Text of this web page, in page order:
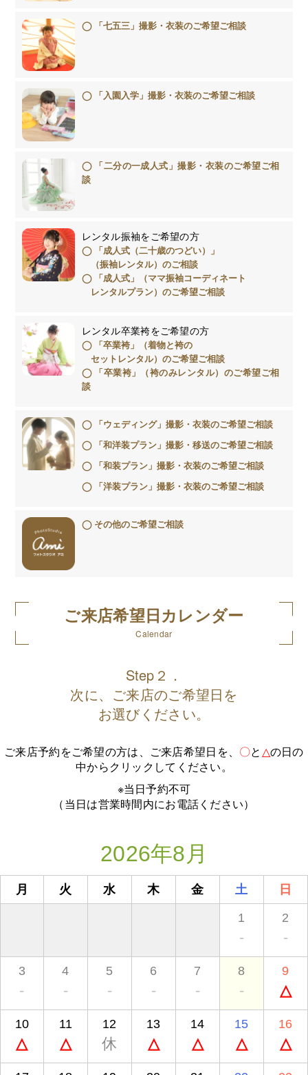
「七五三」撮影・衣装のご希望ご相談
「入園入学」撮影・衣装のご希望ご相談
「二分の一成人式」撮影・衣装のご希望ご相
談
レンタル振袖をご希望の方
「成人式（二十歳のつどい）」
（振袖レンタル）のご相談
「成人式」（ママ振袖コーディネート
レンタルプラン）のご希望ご相談
レンタル卒業袴をご希望の方
「卒業袴」（着物と袴の
セットレンタル）のご希望ご相談
「卒業袴」（袴のみレンタル）のご希望ご相
談
「ウェディング」撮影・衣装のご希望ご相談
「和洋装プラン」撮影・移送のご希望ご相談
「和装プラン」撮影・衣装のご希望ご相談
「洋装プラン」撮影・衣装のご希望ご相談
その他のご希望ご相談
ご来店希望日カレンダー
Calendar
Step２．
次に、ご来店のご希望日を
お選びください。
ご来店予約をご希望の方は、ご来店希望日を、 〇と △の日の
中からクリックしてください。
※当日予約不可
（当日は営業時間内にお電話ください）
2026年8月
月 火 水 木 金 土 日
1
-
2
-
3
-
4
-
5
-
6
-
7
-
8
-
9
△
10
△
11
△
12
休
13
△
14
△
15
△
16
△